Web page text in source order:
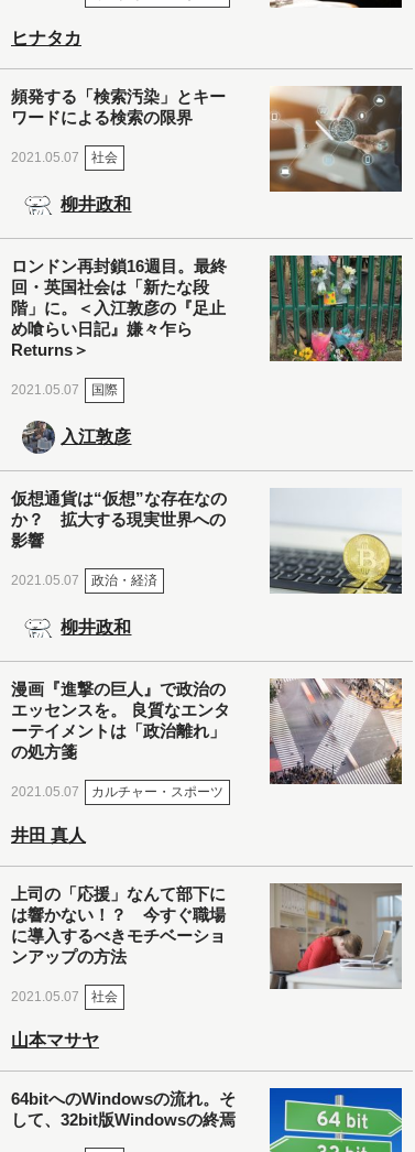
ヒナタカ
頻発する「検索汚染」とキー
ワードによる検索の限界
2021.05.07 社会
柳井政和
ロンドン再封鎖16週目。最終
回・英国社会は「新たな段
階」に。＜入江敦彦の『足止
め喰らい日記』嫌々乍ら
Returns＞
2021.05.07 国際
入江敦彦
仮想通貨は“仮想”な存在なの
か？ 拡大する現実世界への
影響
2021.05.07 政治・経済
柳井政和
漫画『進撃の巨人』で政治の
エッセンスを。 良質なエンタ
ーテイメントは「政治離れ」
の処方箋
2021.05.07 カルチャー・スポーツ
井田 真人
上司の「応援」なんて部下に
は響かない！？ 今すぐ職場
に導入するべきモチベーショ
ンアップの方法
2021.05.07 社会
山本マサヤ
64bitへのWindowsの流れ。そ
して、32bit版Windowsの終焉